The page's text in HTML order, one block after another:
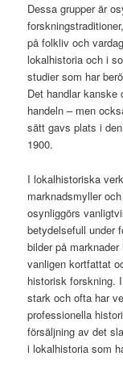
Dessa grupper är
på folkliv och
lokalhistoria och i
studier som har
Det handlar
handeln – men
sätt gavs plats i
1900.
I lokalhistoriska
marknadsmyller
osynliggörs
betydelsefull under
bilder på
vanligen kortfattat
historisk forskning.
stark och ofta har
professionella
försäljning av det
i lokalhistoria som